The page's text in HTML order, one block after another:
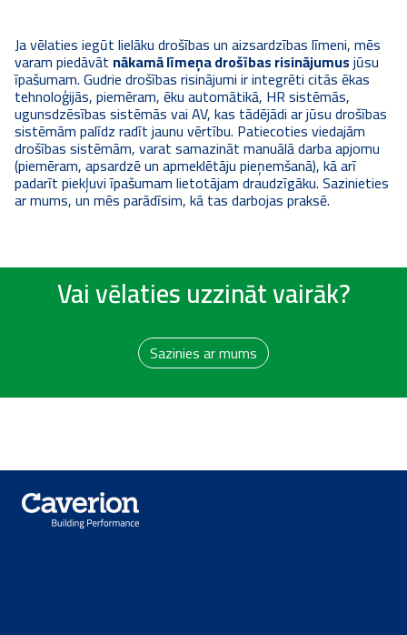
Ja vēlaties iegūt lielāku drošības un aizsardzības līmeni, mēs
varam piedāvāt nākamā līmeņa drošības risinājumusjūsu
īpašumam. Gudrie drošības risinājumi ir integrēti citās ēkas
tehnoloģijās, piemēram, ēku automātikā, HR sistēmās,
ugunsdzēsības sistēmās vai AV, kas tādējādi ar jūsu drošības
sistēmām palīdz radīt jaunu vērtību. Patiecoties viedajām
drošības sistēmām, varat samazināt manuālā darba apjomu
(piemēram, apsardzē un apmeklētāju pieņemšanā), kā arī
padarīt piekļuvi īpašumam lietotājam draudzīgāku. Sazinieties
ar mums, un mēs parādīsim, kā tas darbojas praksē.
Vai vēlaties uzzināt vairāk?
Sazinies ar mums